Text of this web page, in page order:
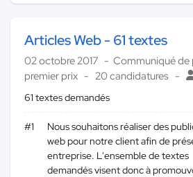
Articles Web - 61 textes
02 octobre 2017 Communiqué de
premier prix
20 candidatures
61 textes demandés
#1
Nous souhaitons réaliser des
web pour notre client afin de
entreprise. L'ensemble de textes
demandés visent donc à